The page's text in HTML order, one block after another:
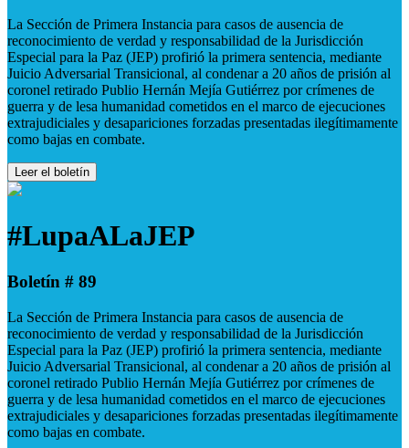
La Sección de Primera Instancia para casos de ausencia de
reconocimiento de verdad y responsabilidad de la Jurisdicción
Especial para la Paz (JEP) profirió la primera sentencia, mediante
Juicio Adversarial Transicional, al condenar a 20 años de prisión al
coronel retirado Publio Hernán Mejía Gutiérrez por crímenes de
guerra y de lesa humanidad cometidos en el marco de ejecuciones
extrajudiciales y desapariciones forzadas presentadas ilegítimamente
como bajas en combate.
Leer el boletín
#LupaALaJEP
Boletín # 89
La Sección de Primera Instancia para casos de ausencia de
reconocimiento de verdad y responsabilidad de la Jurisdicción
Especial para la Paz (JEP) profirió la primera sentencia, mediante
Juicio Adversarial Transicional, al condenar a 20 años de prisión al
coronel retirado Publio Hernán Mejía Gutiérrez por crímenes de
guerra y de lesa humanidad cometidos en el marco de ejecuciones
extrajudiciales y desapariciones forzadas presentadas ilegítimamente
como bajas en combate.